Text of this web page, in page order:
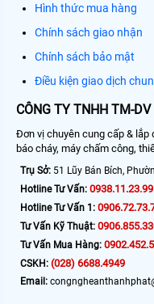
Hình thức mua hàng
Chính sách giao nhận
Chính sách bảo mật
Điều kiện giao dịch
CÔNG TY TNHH TM-
Đơn vị chuyên cung cấp & lắp
báo cháy, máy chấm công,
Trụ Sở: 51 Lũy Bán Bích,
Hotline Tư Vấn: 0938.11.23.99
Hotline Tư Vấn 1:
Tư Vấn Kỹ Thuật:
Tư Vấn Mua Hàng:
CSKH: (028) 6688.4949
Email: